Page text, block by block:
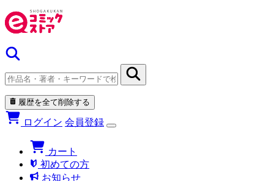
履歴を全て削除する
ログイン 会員登録
カート
初めての方
お知らせ